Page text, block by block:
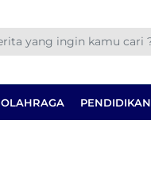
OLAHRAGA PENDIDIKAN